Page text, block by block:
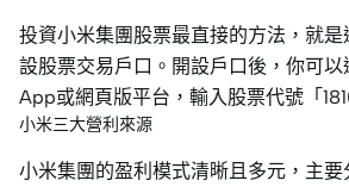
投資小米集團股票最直接的方法，就
設股票交易戶口。開設戶口後，你可
App或網頁版平台，輸入股票代號「
小米三大營利來源
小米集團的盈利模式清晰且多元，主要